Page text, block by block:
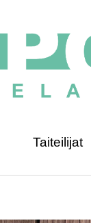
Taiteilijat